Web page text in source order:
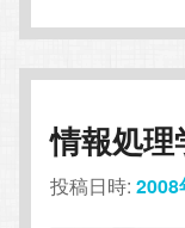
情報処理
投稿日時:2008